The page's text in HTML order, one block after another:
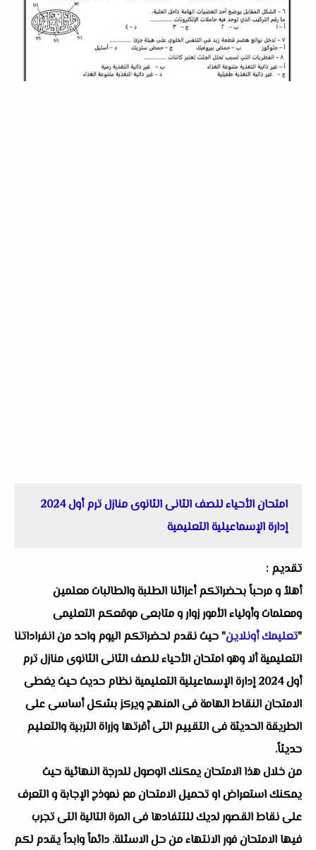
امتحان الأحياء للصف الثانى الثانوى منازل ترم أول 2024
إدارة الإسماعيلية التعليمية
تقديم :
أهلاُ و مرحباً بحضراتكم أعزائنا الطلبة والطالبات معلمين
ومعلمات وأولياء الأمور زوار و متابعى موقعكم التعليمى
"تعليمك أونلاين" حيث نقدم لحضراتكم اليوم واحد من انفراداتنا
التعليمية ألا وهو امتحان الأحياء للصف الثانى الثانوى منازل ترم
أول 2024 إدارة الإسماعيلية التعليمية نظام حديث حيث يغطى
الامتحان النقاط الهامة فى المنهج ويركز بشكل أساسى على
الطريقة الحديثة فى التقييم التى أقرتها وزراة التربية والتعليم
حديثاً.
من خلال هذا الامتحان يمكنك الوصول للدرجة النهائية حيث
يمكنك استعراض او تحميل الامتحان مع نموذج الإجابة و التعرف
على نقاط القصور لديك للتتفادها فى المرة التالية التى تجرب
فيها الامتحان فور الانتهاء من حل الاسئلة. دائماً وابداً يقدم لكم